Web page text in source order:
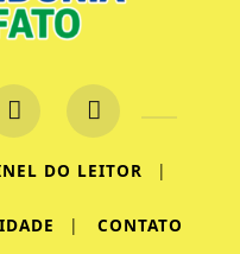
DO LEITOR |
| CONTATO